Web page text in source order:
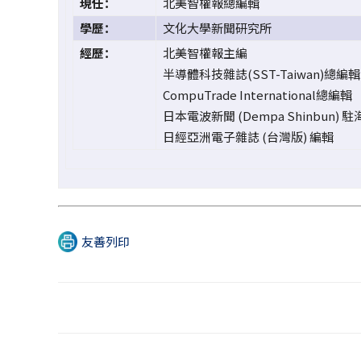
學歷：
文化大學新聞研究所
經歷：
北美智權報主編
半導體科技雜誌(SST-Taiwan)總編輯
CompuTrade International總編輯
日本電波新聞 (Dempa Shinbun) 駐
日經亞洲電子雜誌 (台灣版) 編輯
友善列印